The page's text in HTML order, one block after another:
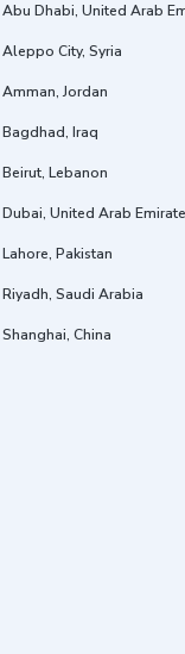
Abu Dhabi, United Arab
Aleppo City, Syria
Amman, Jordan
Bagdhad, Iraq
Beirut, Lebanon
Dubai, United Arab
Lahore, Pakistan
Riyadh, Saudi Arabia
Shanghai, China